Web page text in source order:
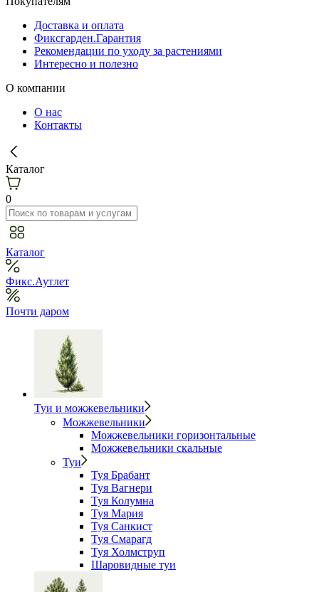
Доставка и оплата
Фиксгарден.Гарантия
Рекомендации по уходу за растениями
Интересно и полезно
О компании
О нас
Контакты
Каталог
0
Каталог
Фикс.Аутлет
Почти даром
Туи и можжевельники
Можжевельники
Можжевельники горизонтальные
Можжевельники скальные
Туи
Туя Брабант
Туя Вагнери
Туя Колумна
Туя Мария
Туя Санкист
Туя Смарагд
Туя Холмструп
Шаровидные туи